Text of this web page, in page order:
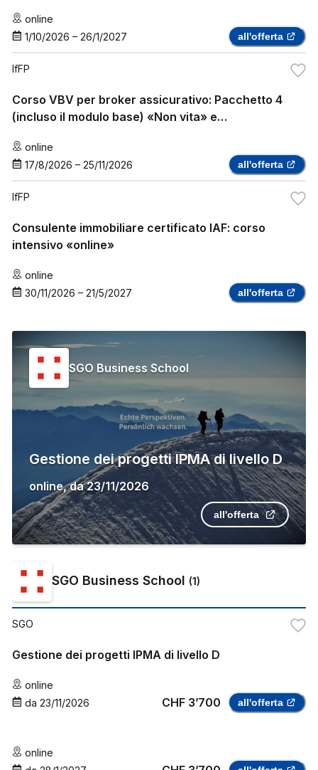
online
1/10/2026 – 26/1/2027 all'offerta
IfFP
Corso VBV per broker assicurativo: Pacchetto 4
(incluso il modulo base) «Non vita» e
online
17/8/2026 – 25/11/2026 all'offerta
IfFP
Consulente immobiliare certificato IAF: corso
intensivo «online»
online
30/11/2026 – 21/5/2027 all'offerta
SGO Business School
Gestione dei progetti IPMA di livello D
online,da 23/11/2026
all'offerta
SGO Business School (1)
SGO
Gestione dei progetti IPMA di livello D
online
da 23/11/2026 CHF 3’700 all'offerta
online